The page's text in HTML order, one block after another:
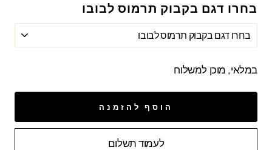
בחרו דגם בקבוק תרמוס לבובו
במלאי, מוכן למשלוח
הוסף להזמנה
לעמוד תשלום